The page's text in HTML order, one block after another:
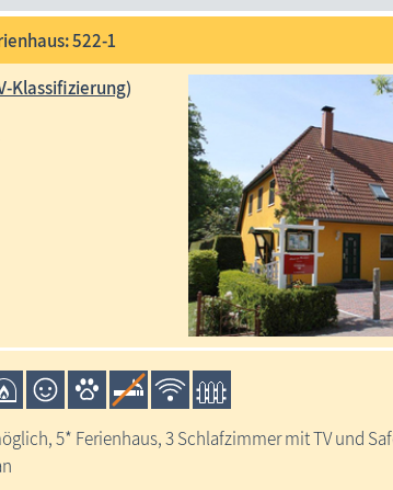
522-1
Klassifizierung)
5* Ferienhaus, 3 Schlafzimmer mit TV und